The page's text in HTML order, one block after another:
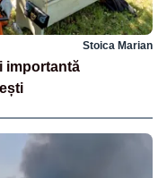
Stoica Marian
importantă